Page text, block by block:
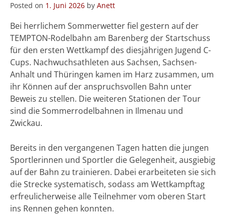
Posted on 1. Juni 2026 by Anett
Bei herrlichem Sommerwetter fiel gestern auf der
TEMPTON-Rodelbahn am Barenberg der Startschuss
für den ersten Wettkampf des diesjährigen Jugend C-
Cups. Nachwuchsathleten aus Sachsen, Sachsen-
Anhalt und Thüringen kamen im Harz zusammen, um
ihr Können auf der anspruchsvollen Bahn unter
Beweis zu stellen. Die weiteren Stationen der Tour
sind die Sommerrodelbahnen in Ilmenau und
Zwickau.
Bereits in den vergangenen Tagen hatten die jungen
Sportlerinnen und Sportler die Gelegenheit, ausgiebig
auf der Bahn zu trainieren. Dabei erarbeiteten sie sich
die Strecke systematisch, sodass am Wettkampftag
erfreulicherweise alle Teilnehmer vom oberen Start
ins Rennen gehen konnten.